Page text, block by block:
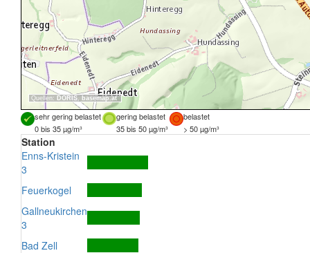
Quellen: DORIS, basemap.at
sehr gering belastet gering belastet
belastet
0 bis 35 µg/m³
35 bis 50 µg/m³ > 50 µg/m³
Station
Enns-Kristein
3
Feuerkogel
Gallneukirchen
3
Bad Zell